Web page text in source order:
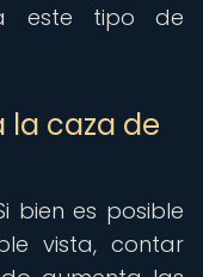
este tipo de
la caza de
bien es posible
vista, contar